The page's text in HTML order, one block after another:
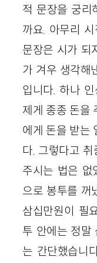
적 문장을 궁리
까요. 아무리
문장은 시가 되
가 겨우 생각해
입니다. 하나
제게 종종 돈을
에게 돈을 받는
다. 그렇다고
주시는 법은 없
으로 봉투를 꺼
삼십만원이 필
투 안에는 정말
는 간단했습니